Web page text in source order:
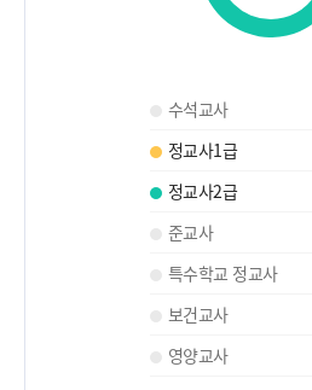
수석교사
정교사1급
정교사2급
준교사
특수학교 정교사
보건교사
영양교사